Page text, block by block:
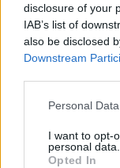
disclosure of your
IAB’s list of
also be disclosed
Downstream
Personal
I want to opt-
personal data.
Opted In
Uheldsstedet
på kørebanen
Det endelige
omkring 08.30.